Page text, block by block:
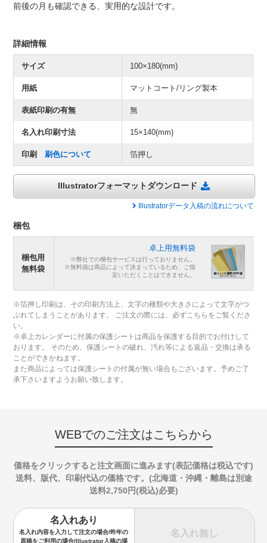
前後の月も確認できる、実用的な設計です。
詳細情報
サイズ 100×180(mm)
用紙 マットコート/リング製本
表紙印刷の有無 無
名入れ印刷寸法 15×140(mm)
印刷 刷色について 箔押し
Illustratorフォーマットダウンロード
Illustratorデータ入稿の流れについて
梱包
梱包用
無料袋
卓上用無料袋
※弊社での梱包サービスは行っておりません。
※無料袋は商品によって決まっているため、ご指
定いただくことはできません。
※箔押し印刷は、その印刷方法上、文字の種類や大きさによって文字がつ
ぶれてしまうことがあります。 ご注文の際には、必ずこちらをご覧くださ
い。
※卓上カレンダーに付属の保護シートは商品を保護する目的でお付けして
おります。 そのため、保護シートの破れ、汚れ等による返品・交換は承る
ことができかねます。
また商品によっては保護シートの付属が無い場合もございます。予めご了
承下さいますようお願い致します。
WEBでのご注文はこちらから
価格をクリックすると注文画面に進みます(表記価格は税込です)
送料、版代、印刷代込の価格です。(北海道・沖縄・離島は別途
送料2,750円(税込)必要)
名入れあり
名入れ内容を入力して注文の場合/昨年の
原稿をご利用の場合/Illustrator入稿の場
名入れ無し